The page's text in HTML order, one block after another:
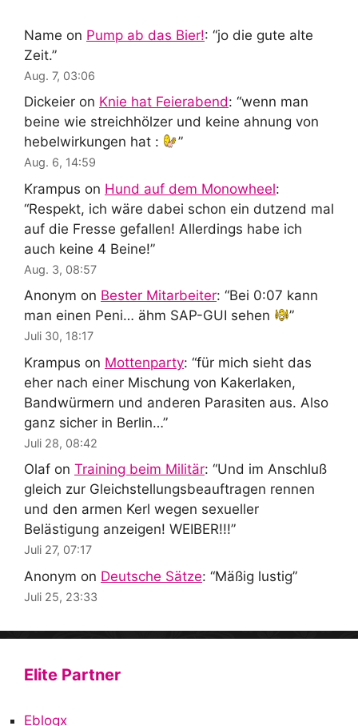
Name on Pump ab das Bier!: “jo die gute alte
Zeit.”
Aug. 7, 03:06
Dickeier on Knie hat Feierabend: “wenn man
beine wie streichhölzer und keine ahnung von
hebelwirkungen hat :
”
Aug. 6, 14:59
Krampus on Hund auf dem Monowheel:
“Respekt, ich wäre dabei schon ein dutzend mal
auf die Fresse gefallen! Allerdings habe ich
auch keine 4 Beine!”
Aug. 3, 08:57
Anonym on Bester Mitarbeiter: “Bei 0:07 kann
man einen Peni… ähm SAP-GUI sehen
”
Juli 30, 18:17
Krampus on Mottenparty: “für mich sieht das
eher nach einer Mischung von Kakerlaken,
Bandwürmern und anderen Parasiten aus. Also
ganz sicher in Berlin…”
Juli 28, 08:42
Olaf on Training beim Militär: “Und im Anschluß
gleich zur Gleichstellungsbeauftragen rennen
und den armen Kerl wegen sexueller
Belästigung anzeigen! WEIBER!!!”
Juli 27, 07:17
Anonym on Deutsche Sätze: “Mäßig lustig”
Juli 25, 23:33
Elite Partner
Eblogx